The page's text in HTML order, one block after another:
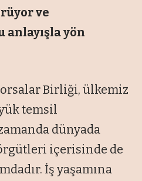
ve
anlayışla yön
Birliği, ülkemiz
temsil
dünyada
içerisinde de
İş yaşamına